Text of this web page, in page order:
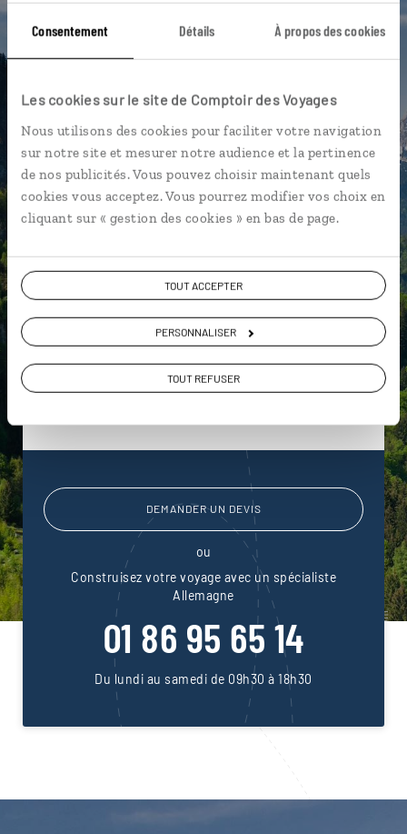
Consentement Détails À propos des cookies
Les cookies sur le site de Comptoir des Voyages
Nous utilisons des cookies pour faciliter votre navigation
sur notre site et mesurer notre audience et la pertinence
de nos publicités. Vous pouvez choisir maintenant quels
cookies vous acceptez. Vous pourrez modifier vos choix en
cliquant sur « gestion des cookies » en bas de page.
TOUT ACCEPTER
PERSONNALISER
TOUT REFUSER
Porte de Brandebourg
Morgane,
spécialiste Allemagne
Suivez vos envies et demandez conseils à nos
spécialistes
Ils sauront organiser votre itinéraire au plus
près de vos envies et de la réalité du pays.
Échangez en face à face ou depuis nos studios
connectés en agence, mais aussi par email ou
téléphone.
Vous gardez le même interlocuteur avant,
DEMANDER UN DEVIS
ou
Construisez votre voyage avec un spécialiste
Allemagne
01 86 95 65 14
Du lundi au samedi de 09h30 à 18h30